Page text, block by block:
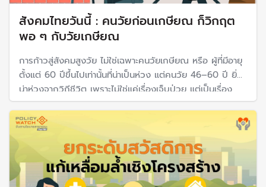
สังคมไทยวันนี้ : คนวัยก่อนเกษียณ ก็วิกฤต
พอ ๆ กับวัยเกษียณ
การก้าวสู่สังคมสูงวัย ไม่ใช่เฉพาะคนวัยเกษียณ หรือ ผู้ที่มีอายุ
ตั้งแต่ 60 ปีขึ้นไปเท่านั้นที่น่าเป็นห่วง แต่คนวัย 46–60 ปี ยิ่ง
น่าห่วงจากวิถีชีวิต เพราะไม่ใช่แค่เรื่องเจ็บป่วย แต่เป็นเรื่อง
"ความยั่งยืนทางการเงินและคุณภาพชีวิต" ที่ระบบสวัสดิการรัฐ
ในปัจจุบันยังเติมเต็มได้ไม่ถึงครึ่งของการดำเนินชีวิต